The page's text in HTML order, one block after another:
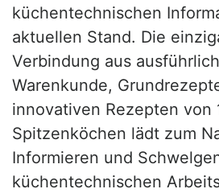
küchentechnischen
aktuellen Stand. Die
Verbindung aus
Warenkunde,
innovativen Rezepten von
Spitzenköchen lädt zum
Informieren und
küchentechnischen